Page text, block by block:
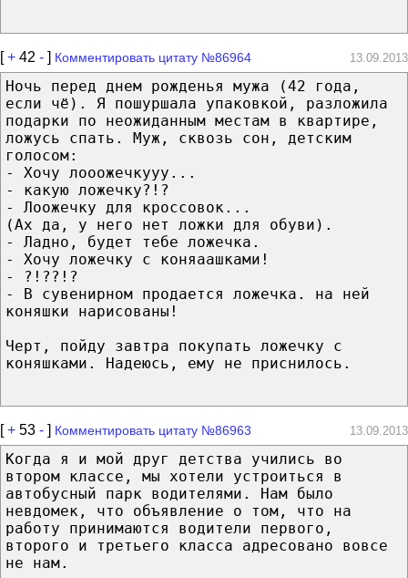
[+ 42 - ] Комментировать цитату №86964 13.09.2013
Ночь перед днем рожденья мужа (42 года,
если чё). Я пошуршала упаковкой, разложила
подарки по неожиданным местам в квартире,
ложусь спать. Муж, сквозь сон, детским
голосом:
- Хочу лооожечкууу...
- какую ложечку?!?
- Лоожечку для кроссовок...
(Ах да, у него нет ложки для обуви).
- Ладно, будет тебе ложечка.
- Хочу ложечку с коняаашками!
- ?!??!?
- В сувенирном продается ложечка. на ней
коняшки нарисованы!
Черт, пойду завтра покупать ложечку с
коняшками. Надеюсь, ему не приснилось.
[+ 53 - ] Комментировать цитату №86963 13.09.2013
Когда я и мой друг детства учились во
втором классе, мы хотели устроиться в
автобусный парк водителями. Нам было
невдомек, что объявление о том, что на
работу принимаются водители первого,
второго и третьего класса адресовано вовсе
не нам.